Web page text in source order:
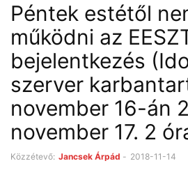
Péntek estétől
működni az
bejelentkezés
szerver
november 16-án
november 17. 2
Közzétevő: Jancsek Árpád - 2018-11-14